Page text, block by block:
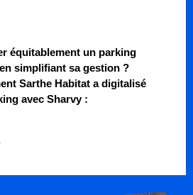
équitablement un parking
simplifiant sa gestion ?
Sarthe Habitat a digitalisé
avec Sharvy :